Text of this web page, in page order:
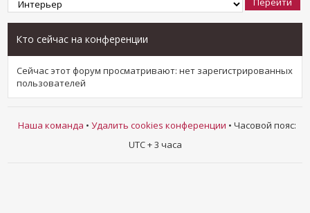
Кто сейчас на конференции
Сейчас этот форум просматривают: нет зарегистрированных
пользователей
Наша команда • Удалить cookies конференции • Часовой пояс:
UTC + 3 часа